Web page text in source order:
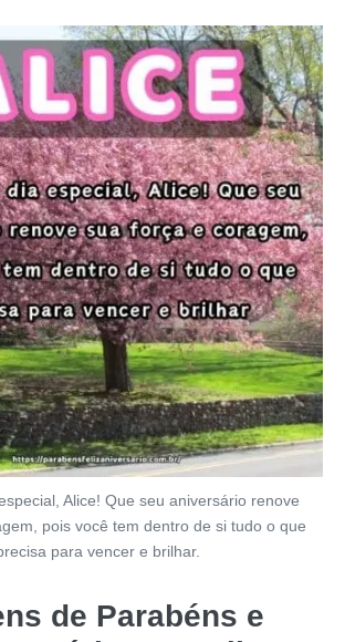
Alice! Que seu aniversário renove
pois você tem dentro de si tudo o que
para vencer e brilhar.
de Parabéns e